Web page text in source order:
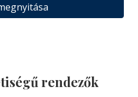
rendezők